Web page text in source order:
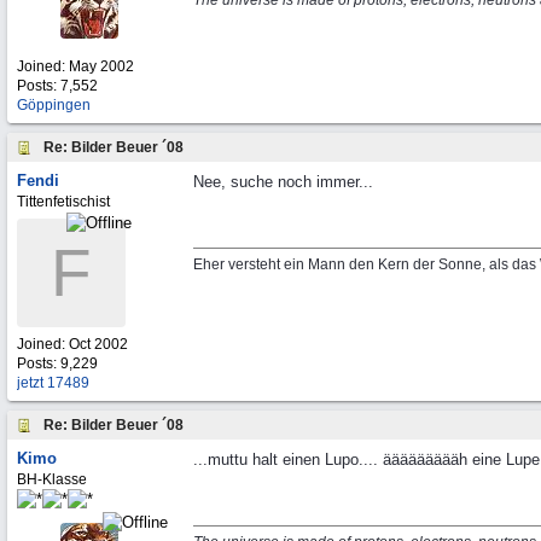
Joined: May 2002
Posts: 7,552
Göppingen
Re: Bilder Beuer ´08
Fendi
Tittenfetischist
F
Joined: Oct 2002
Posts: 9,229
jetzt 17489
Nee, suche noch immer...
Eher versteht ein Mann den Kern der Sonne, als
Re: Bilder Beuer ´08
Kimo
BH-Klasse
...muttu halt einen Lupo.... äääääääääh eine